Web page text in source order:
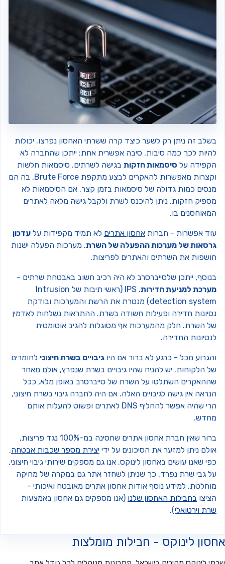
זה ניתן רק לשער כיצד קרה ששרתי האחסון נפרצו. יכולות
לכך כמה סיבות. סיבה אפשרית אחת: ייתכן שהחברה לא
על סיסמאות חזקותבגישה לשרתים. סיסמאות חלשות
וקצרות מאפשרות להאקרים לבצע מתקפת Brute Force, בה הם
כמות גדולה של סיסמאות בזמן קצר. אם הסיסמאות לא
חזקות, ניתן להיכנס לשרת ולקבל גישה מלאה לאתרים
בו.
אפשרות - חברותאחסון אתריםלא תמיד מקפידות על עדכון
של מערכות ההפעלה של השרת. מערכות הפעלה ישנות
את השרתים והאתרים לפריצות.
ייתכן שלסייברסרב לא היה רכיב חשוב באבטחת שרתים -
למניעת חדירות
. IPS (ראשי תיבות של Intrusion
detection system) מנטרת את הרשת והמערכות ובודקת
חדירה ופעילות חשודה בשרת. ההתראות נשלחות לאדמין
השרת. חלק מהמערכות אף מסוגלות להגיב אוטומטית
החדירה.
מכל - כרגע לא ברור אם היו גיבויים בשרת חיצונילחומרים
הלקוחות. יש להניח שהיו גיבויים בשרת שנפרץ, אולם מאחר
השתלטו על השרת של סייברסרב באופן מלא, ככל
אין גישה לגיבויים האלה. אם היה לחברה גיבוי בשרת חיצוני,
הרי שהיה אפשר להחליף DNS לאתרים ופשוט להעלות אותם
ברור שאין חברת אחסון אתרים שחסינה במ-100% נגד פריצות,
ניתן למזער את הסיכונים על ידי יצירת מספר שכבות אבטחה,
שאנו עושים באחסון לינוקס. אנו גם מספקים שירותי גיבוי חיצוני,
גבי שרת נפרד, כך שניתן לשחזר אתר גם במקרה של מחיקה
למידע נוסף אודות אחסון אתרים מאובטח ואיכותי -
בחבילות האחסון שלנו(אנו מספקים גם אחסון באמצעות
וירטואלי).
לינוקס - חבילות מומלצות